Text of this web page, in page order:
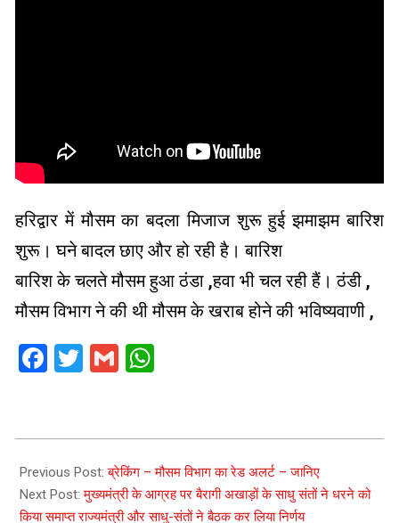
हरिद्वार में मौसम का बदला मिजाज शुरू हुई झमाझम बारिश
शुरू। घने बादल छाए और हो रही है। बारिश
बारिश के चलते मौसम हुआ ठंडा ,हवा भी चल रही हैं। ठंडी ,
मौसम विभाग ने की थी मौसम के खराब होने की भविष्यवाणी ,
Facebook
Twitter
Gmail
05-
19
Previous Post:ब्रेकिंग – मौसम विभाग का रेड अलर्ट – जानिए
Next Post:मुख्यमंत्री के आग्रह पर बैरागी अखाड़ों के साधु संतों ने धरने को
किया समाप्त राज्यमंत्री और साधु-संतों ने बैठक कर लिया निर्णय